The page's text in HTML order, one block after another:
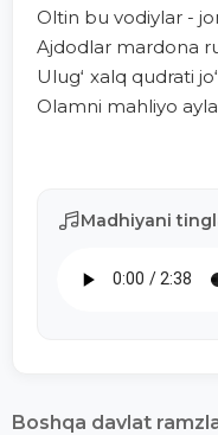
Oltin bu vodiylar -
Ajdodlar mardona
Ulugʻ xalq qudrati
Olamni mahliyo
Madhiyani
Boshqa davlat